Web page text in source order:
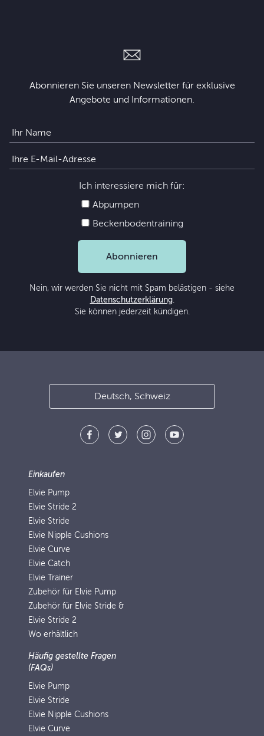
Abonnieren Sie unseren Newsletter für exklusive
Angebote und Informationen.
Ich interessiere mich für:
Abpumpen
Beckenbodentraining
Abonnieren
Nein, wir werden Sie nicht mit Spam belästigen - siehe
Datenschutzerklärung.
Sie können jederzeit kündigen.
Deutsch, Schweiz
Einkaufen
Elvie Pump
Elvie Stride 2
Elvie Stride
Elvie Nipple Cushions
Elvie Curve
Elvie Catch
Elvie Trainer
Zubehör für Elvie Pump
Zubehör für Elvie Stride &
Elvie Stride 2
Wo erhältlich
Häufig gestellte Fragen
(FAQs)
Elvie Pump
Elvie Stride
Elvie Nipple Cushions
Elvie Curve